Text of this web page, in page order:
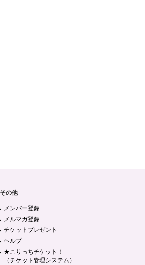
その他
メンバー登録
メルマガ登録
チケットプレゼント
ヘルプ
★こりっちチケット！
（チケット管理システム）